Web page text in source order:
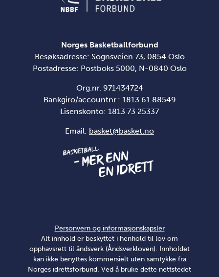
Norges Basketballforbund
Besøksadresse: Sognsveien 73, 0854 Oslo
Postadresse: Postboks 5000, N-0840 Oslo
Org.nr. 971434724
Bankgiro/accountnr.: 1813 61 88549
Lisenskonto: 1813 73 25337
Email: basket@basket.no
Personvern og informasjonskapsler
Alt innhold er beskyttet i henhold til lov om
opphavsrett til åndsverk (Åndsverkloven). Innholdet
kan ikke benyttes kommersielt uten samtykke fra
Norges idrettsforbund. Ved å bruke dette nettstedet